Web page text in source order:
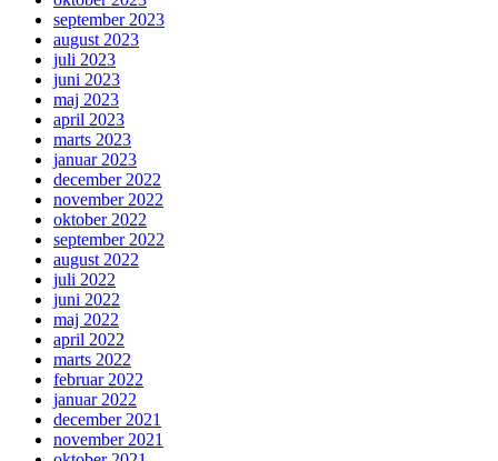
september 2023
august 2023
juli 2023
juni 2023
maj 2023
april 2023
marts 2023
januar 2023
december 2022
november 2022
oktober 2022
september 2022
august 2022
juli 2022
juni 2022
maj 2022
april 2022
marts 2022
februar 2022
januar 2022
december 2021
november 2021